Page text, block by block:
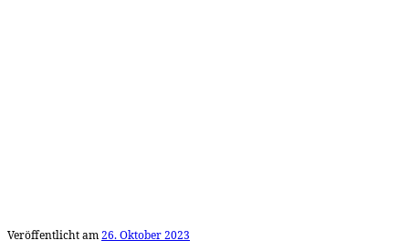
Veröffentlicht am26. Oktober 2023